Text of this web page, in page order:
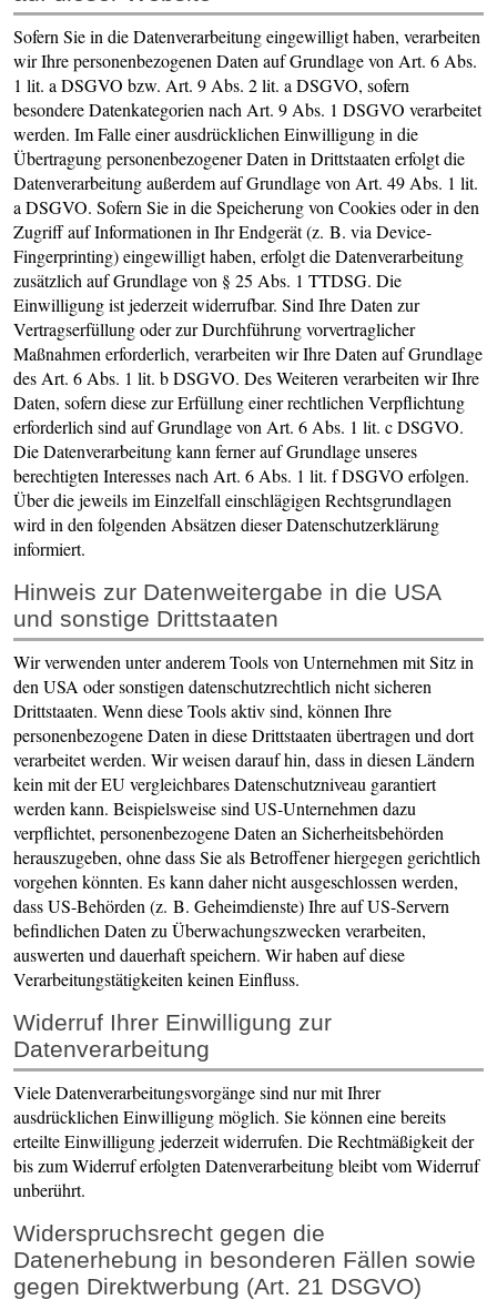
Sofern Sie in die Datenverarbeitung eingewilligt haben, verarbeiten
wir Ihre personenbezogenen Daten auf Grundlage von Art. 6 Abs.
1 lit. a DSGVO bzw. Art. 9 Abs. 2 lit. a DSGVO, sofern
besondere Datenkategorien nach Art. 9 Abs. 1 DSGVO verarbeitet
werden. Im Falle einer ausdrücklichen Einwilligung in die
Übertragung personenbezogener Daten in Drittstaaten erfolgt die
Datenverarbeitung außerdem auf Grundlage von Art. 49 Abs. 1 lit.
a DSGVO. Sofern Sie in die Speicherung von Cookies oder in den
Zugriff auf Informationen in Ihr Endgerät (z. B. via Device-
Fingerprinting) eingewilligt haben, erfolgt die Datenverarbeitung
zusätzlich auf Grundlage von § 25 Abs. 1 TTDSG. Die
Einwilligung ist jederzeit widerrufbar. Sind Ihre Daten zur
Vertragserfüllung oder zur Durchführung vorvertraglicher
Maßnahmen erforderlich, verarbeiten wir Ihre Daten auf Grundlage
des Art. 6 Abs. 1 lit. b DSGVO. Des Weiteren verarbeiten wir Ihre
Daten, sofern diese zur Erfüllung einer rechtlichen Verpflichtung
erforderlich sind auf Grundlage von Art. 6 Abs. 1 lit. c DSGVO.
Die Datenverarbeitung kann ferner auf Grundlage unseres
berechtigten Interesses nach Art. 6 Abs. 1 lit. f DSGVO erfolgen.
Über die jeweils im Einzelfall einschlägigen Rechtsgrundlagen
wird in den folgenden Absätzen dieser Datenschutzerklärung
informiert.
Hinweis zur Datenweitergabe in die USA
und sonstige Drittstaaten
Wir verwenden unter anderem Tools von Unternehmen mit Sitz in
den USA oder sonstigen datenschutzrechtlich nicht sicheren
Drittstaaten. Wenn diese Tools aktiv sind, können Ihre
personenbezogene Daten in diese Drittstaaten übertragen und dort
verarbeitet werden. Wir weisen darauf hin, dass in diesen Ländern
kein mit der EU vergleichbares Datenschutzniveau garantiert
werden kann. Beispielsweise sind US-Unternehmen dazu
verpflichtet, personenbezogene Daten an Sicherheitsbehörden
herauszugeben, ohne dass Sie als Betroffener hiergegen gerichtlich
vorgehen könnten. Es kann daher nicht ausgeschlossen werden,
dass US-Behörden (z. B. Geheimdienste) Ihre auf US-Servern
befindlichen Daten zu Überwachungszwecken verarbeiten,
auswerten und dauerhaft speichern. Wir haben auf diese
Verarbeitungstätigkeiten keinen Einfluss.
Widerruf Ihrer Einwilligung zur
Datenverarbeitung
Viele Datenverarbeitungsvorgänge sind nur mit Ihrer
ausdrücklichen Einwilligung möglich. Sie können eine bereits
erteilte Einwilligung jederzeit widerrufen. Die Rechtmäßigkeit der
bis zum Widerruf erfolgten Datenverarbeitung bleibt vom Widerruf
unberührt.
Widerspruchsrecht gegen die
Datenerhebung in besonderen Fällen sowie
gegen Direktwerbung (Art. 21 DSGVO)